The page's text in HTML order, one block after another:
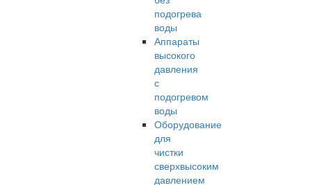
подогрева
воды
Аппараты
высокого
давления
с
подогревом
воды
Оборудование
для
чистки
сверхвысоким
давлением